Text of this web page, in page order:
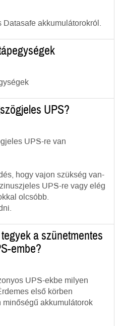
akkumulátorokról.
UPS?
UPS-re van
hogy vajon szükség van-
UPS-re vagy elég
olcsóbb.
a szünetmentes
embe?
UPS-ekbe milyen
első körben
akkumulátorok